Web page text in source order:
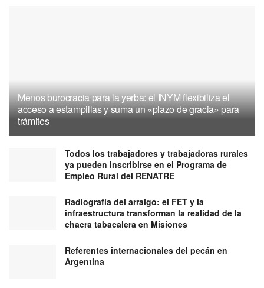
Menos burocracia para la yerba: el INYM flexibiliza el
acceso a estampillas y suma un «plazo de gracia» para
trámites
Todos los trabajadores y trabajadoras rurales
ya pueden inscribirse en el Programa de
Empleo Rural del RENATRE
Radiografía del arraigo: el FET y la
infraestructura transforman la realidad de la
chacra tabacalera en Misiones
Referentes internacionales del pecán en
Argentina